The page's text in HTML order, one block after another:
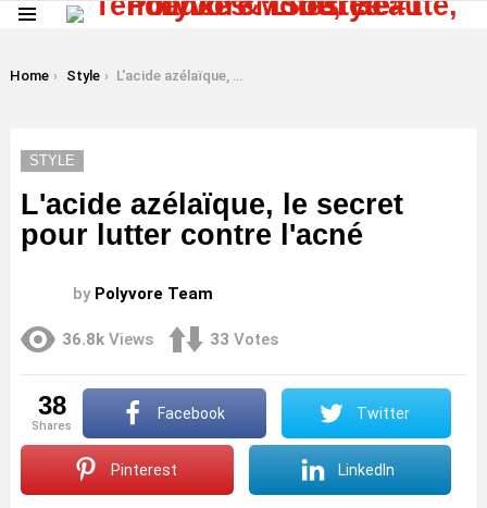
You are here:
Home Style L'acide azélaïque, le secret pour lutter contre l'acné
STYLE
L'acide azélaïque, le secret
pour lutter contre l'acné
by Polyvore Team
36.8k Views 33 Votes
38
shares
Facebook Twitter
Pinterest LinkedIn